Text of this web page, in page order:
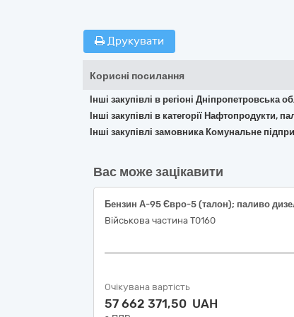
Друкувати
Корисні посилання
Інші закупівлі в регіоні Дніпропетровська
Інші закупівлі в категорії Нафтопродукти,
Інші закупівлі замовника Комунальне
Вас може зацікавити
Військова частина Т0160
Очікувана вартість
57 662 371,50 UAH